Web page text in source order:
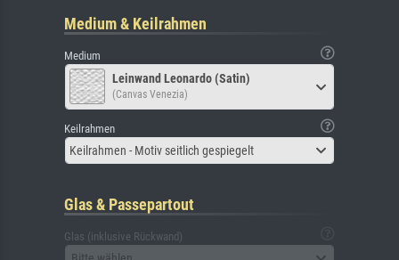
Medium & Keilrahmen
Medium
Leinwand Leonardo (Satin)
(Canvas Venezia)
Keilrahmen
Keilrahmen - Motiv seitlich gespiegelt
Glas & Passepartout
Glas (inklusive Rückwand)